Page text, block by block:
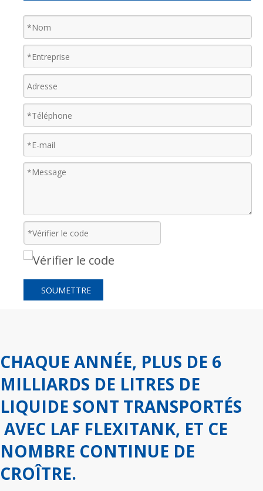
SOUMETTRE
CHAQUE ANNÉE, PLUS DE 6
MILLIARDS DE LITRES DE
LIQUIDE SONT TRANSPORTÉS
AVEC LAF FLEXITANK, ET CE
NOMBRE CONTINUE DE
CROÎTRE.